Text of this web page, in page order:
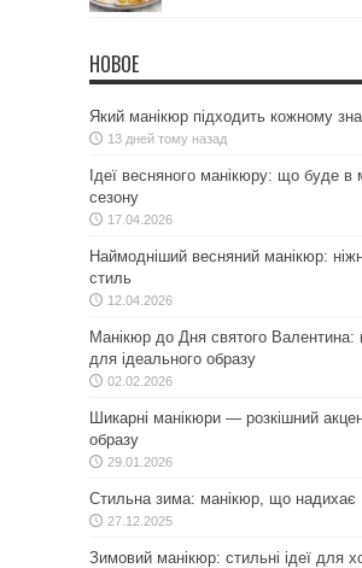
НОВОЕ
Який манікюр підходить кожному
13 дней тому назад
Ідеї весняного манікюру: що буде в
сезону
17.04.2026
Наймодніший весняний манікюр:
стиль
12.04.2026
Манікюр до Дня святого Валентина:
для ідеального образу
02.02.2026
Шикарні манікюри — розкішний
образу
29.01.2026
Стильна зима: манікюр, що надихає
27.12.2025
Зимовий манікюр: стильні ідеї для